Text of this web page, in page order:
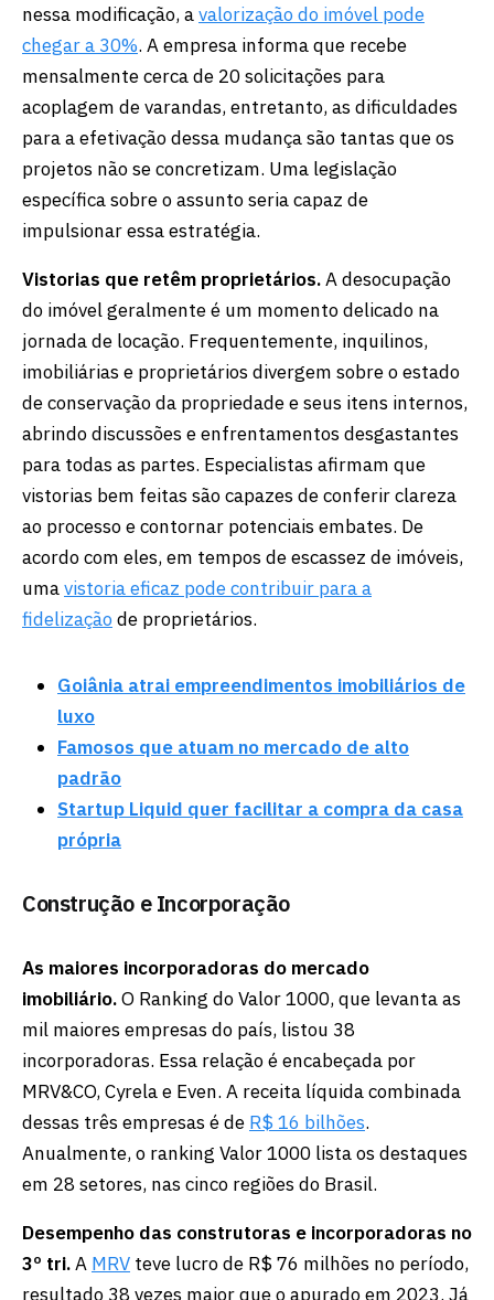
nessa modificação, avalorização do imóvel pode
chegar a 30%. A empresa informa que recebe
mensalmente cerca de 20 solicitações para
acoplagem de varandas, entretanto, as dificuldades
para a efetivação dessa mudança são tantas que os
projetos não se concretizam. Uma legislação
específica sobre o assunto seria capaz de
impulsionar essa estratégia.
Vistorias que retêm proprietários.A desocupação
do imóvel geralmente é um momento delicado na
jornada de locação. Frequentemente, inquilinos,
imobiliárias e proprietários divergem sobre o estado
de conservação da propriedade e seus itens internos,
abrindo discussões e enfrentamentos desgastantes
para todas as partes. Especialistas afirmam que
vistorias bem feitas são capazes de conferir clareza
ao processo e contornar potenciais embates. De
acordo com eles, em tempos de escassez de imóveis,
umavistoria eficaz pode contribuir para a
fidelizaçãode proprietários.
Goiânia atrai empreendimentos imobiliários de
luxo
Famosos que atuam no mercado de alto
padrão
Startup Liquid quer facilitar a compra da casa
própria
Construção e Incorporação
As maiores incorporadoras do mercado
imobiliário.O Ranking do Valor 1000, que levanta as
mil maiores empresas do país, listou 38
incorporadoras. Essa relação é encabeçada por
MRV&CO, Cyrela e Even. A receita líquida combinada
dessas três empresas é de R$ 16 bilhões.
Anualmente, o ranking Valor 1000 lista os destaques
em 28 setores, nas cinco regiões do Brasil.
Desempenho das construtoras e incorporadoras no
3º tri.A MRV teve lucro de R$ 76 milhões no período,
resultado 38 vezes maior que o apurado em 2023. Já